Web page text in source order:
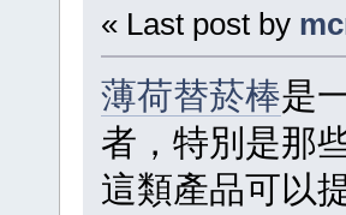
« Last post by
薄荷替菸棒是
者，特別是那
這類產品可以